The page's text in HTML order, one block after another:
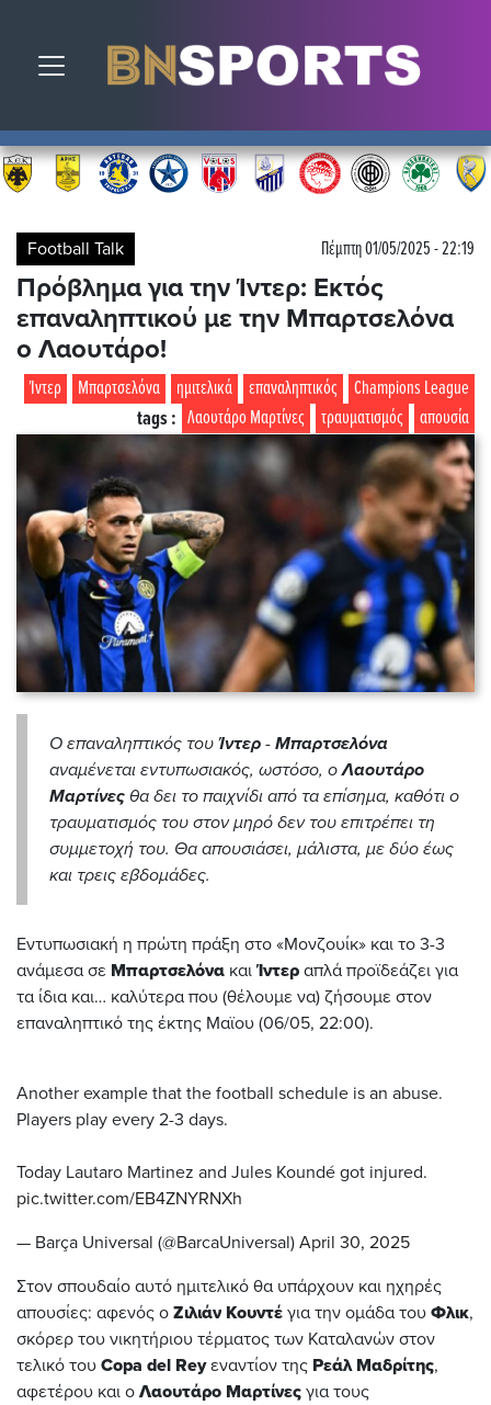
Toggle navigation
Football Talk Πέμπτη 01/05/2025 - 22:19
Πρόβλημα για την Ίντερ: Εκτός
επαναληπτικού με την Μπαρτσελόνα
ο Λαουτάρο!
Champions League
επαναληπτικός
ημιτελικά
Μπαρτσελόνα
Ίντερ
απουσία
τραυματισμός
Λαουτάρο Μαρτίνες
tags :
Ο επαναληπτικός του Ίντερ - Μπαρτσελόνα
αναμένεται εντυπωσιακός, ωστόσο, οΛαουτάρο
Μαρτίνες θα δει το παιχνίδι από τα επίσημα, καθότι ο
τραυματισμός του στον μηρό δεν του επιτρέπει τη
συμμετοχή του. Θα απουσιάσει, μάλιστα, με δύο έως
και τρεις εβδομάδες.
Εντυπωσιακή η πρώτη πράξη στο «Μονζουίκ» και το 3-3
ανάμεσα σε Μπαρτσελόνα και Ίντερ απλά προϊδεάζει για
τα ίδια και… καλύτερα που (θέλουμε να) ζήσουμε στον
επαναληπτικό της έκτης Μαϊου (06/05, 22:00).
Another example that the football schedule is an abuse.
Players play every 2-3 days.
Today Lautaro Martinez and Jules Koundé got injured.
pic.twitter.com/EB4ZNYRNXh
— Barça Universal (@BarcaUniversal) April 30, 2025
Στον σπουδαίο αυτό ημιτελικό θα υπάρχουν και ηχηρές
απουσίες: αφενός ο Ζιλιάν Κουντέ για την ομάδα του Φλικ,
σκόρερ του νικητήριου τέρματος των Καταλανών στον
τελικό του Copa del Reyεναντίον της Ρεάλ Μαδρίτης,
αφετέρου και ο Λαουτάρο Μαρτίνες για τους